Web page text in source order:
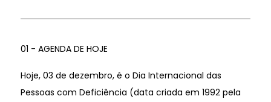
01 - AGENDA DE HOJE
Hoje, 03 de dezembro, é o Dia Internacional das
Pessoas com Deficiência (data criada em 1992 pela